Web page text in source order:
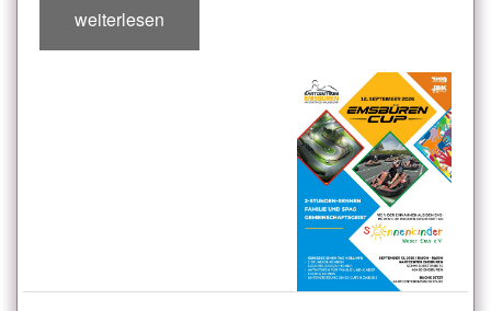
weiterlesen